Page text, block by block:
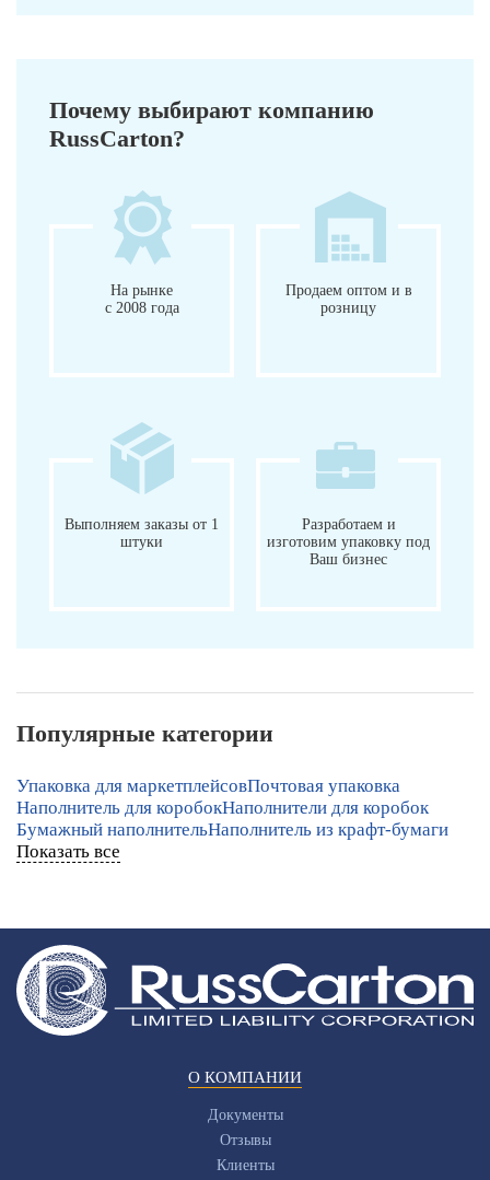
Почему выбирают компанию
RussCarton?
На рынке
с 2008 года
Продаем оптом и в
розницу
Выполняем заказы от 1
штуки
Разработаем и
изготовим упаковку под
Ваш бизнес
Популярные категории
Упаковка для маркетплейсовПочтовая упаковка
Наполнитель для коробокНаполнители для коробок
Бумажный наполнительНаполнитель из крафт-бумаги
Показать все
О КОМПАНИИ
Документы
Отзывы
Клиенты